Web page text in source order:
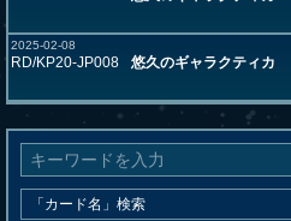
2025-02-08
RD/KP20-JP008 悠久のギャラクティカ